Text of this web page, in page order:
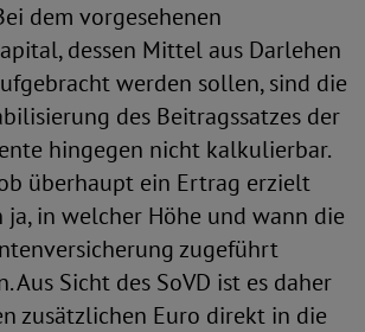
dem vorgesehenen
dessen Mittel aus Darlehen
werden sollen, sind die
des Beitragssatzes der
hingegen nicht kalkulierbar.
überhaupt ein Ertrag erzielt
in welcher Höhe und wann die
zugeführt
Aus Sicht des SoVD ist es daher
zusätzlichen Euro direkt in die